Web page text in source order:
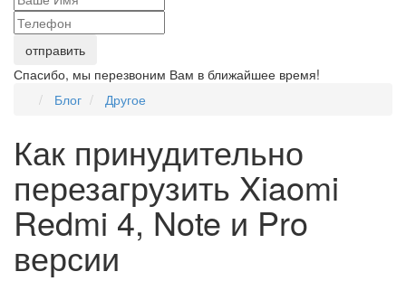
Спасибо, мы перезвоним Вам в ближайшее время!
Блог
Другое
Как принудительно
перезагрузить Xiaomi
Redmi 4, Note и Pro
версии